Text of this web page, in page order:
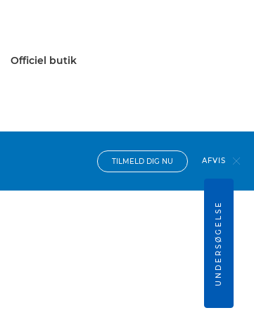
Officiel butik
TILMELD DIG NU AFVIS
UNDERSØGELSE